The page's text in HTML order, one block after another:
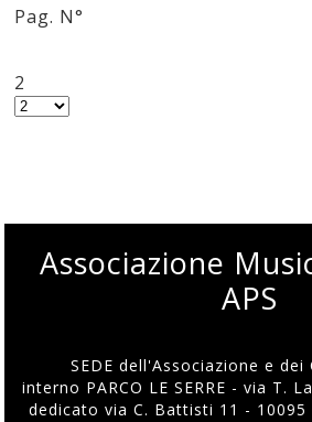
Pag. N°
2
Associazione
APS
SEDE dell'Associazione e dei
interno PARCO LE SERRE - via T.
dedicato via C. Battisti 11 - 10095